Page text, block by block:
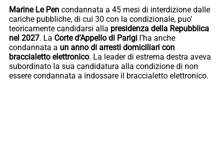
Marine Le Pen condannata a 45 mesi di interdizione dalle
cariche pubbliche, di cui 30 con la condizionale, puo’
teoricamente candidarsi alla presidenza della Repubblica
nel 2027. La Corte d’Appello di Parigi l’ha anche
condannata a un anno di arresti domiciliari con
braccialetto elettronico. La leader di estrema destra aveva
subordinato la sua candidatura alla condizione di non
essere condannata a indossare il braccialetto elettronico.